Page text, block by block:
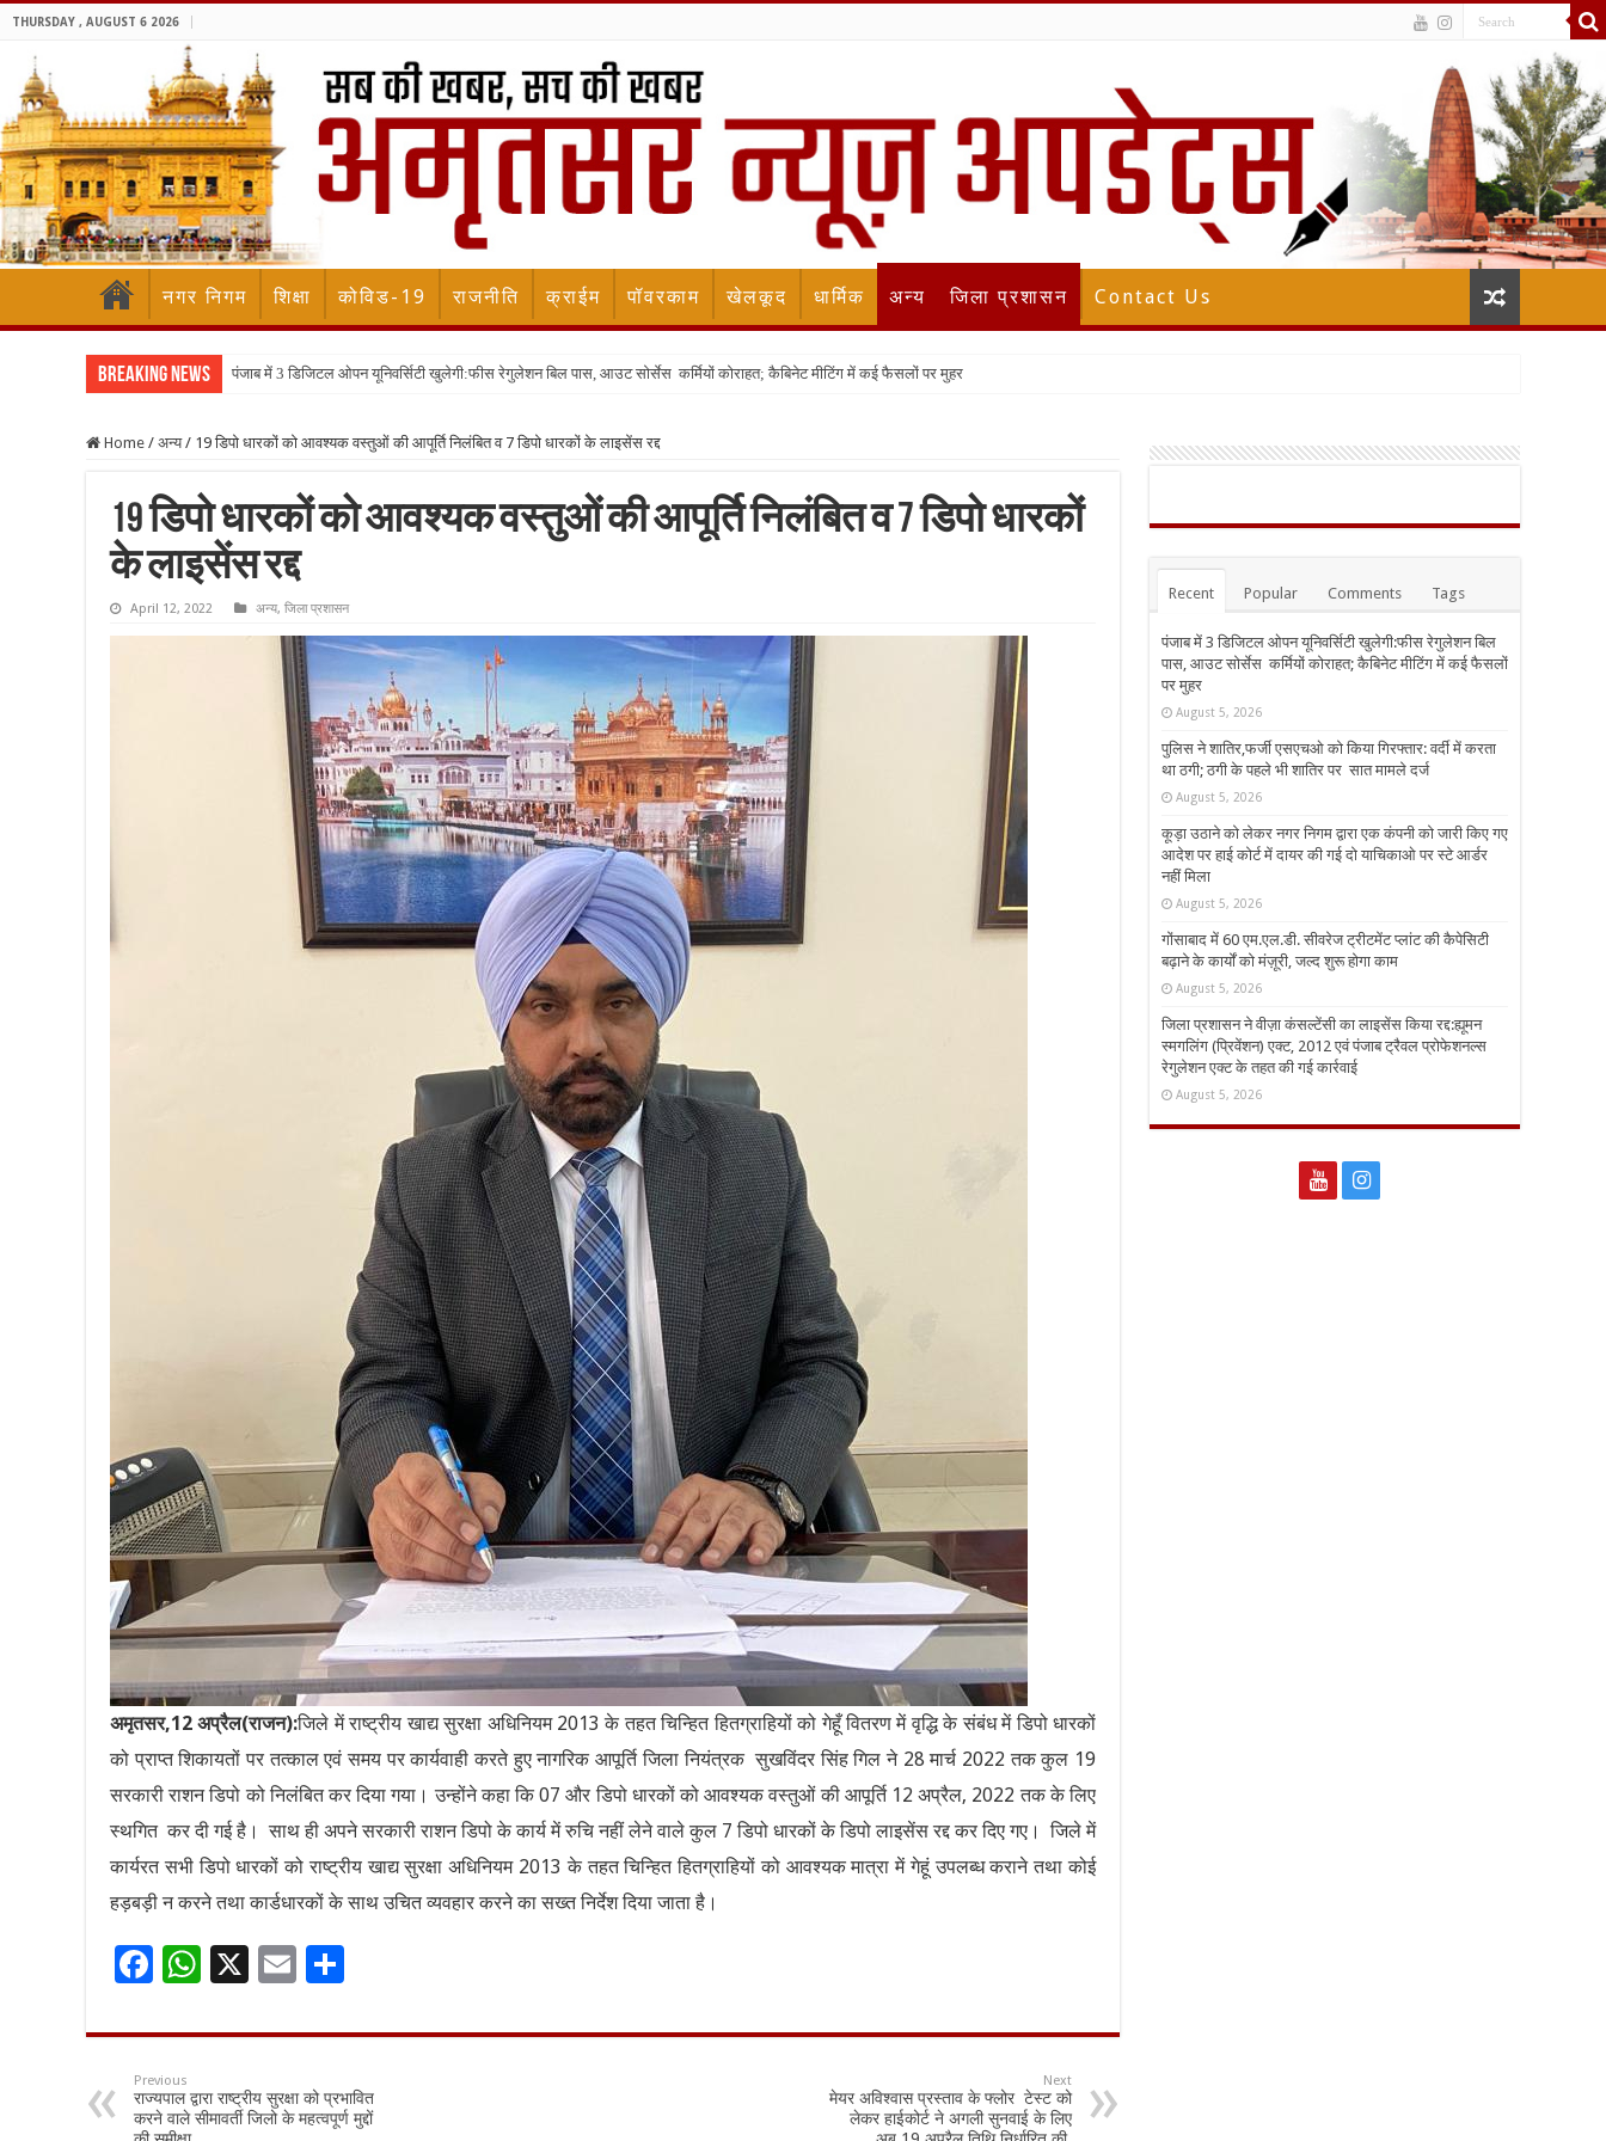
THURSDAY , AUGUST 6 2026
नगर निगम शिक्षा कोविड-19 राजनीति क्राईम पॉवरकाम खेलकूद धार्मिक अन्य जिला प्रशासन Contact Us
Breaking News पंजाब में 3 डिजिटल ओपन यूनिवर्सिटी खुलेगी:फीस रेगुलेशन बिल पास, आउट सोर्सेस कर्मियों कोराहत; कैबिनेट मीटिंग में कई फैसलों पर मुहर
Home / अन्य / 19 डिपो धारकों को आवश्यक वस्तुओं की आपूर्ति निलंबित व 7 डिपो धारकों के लाइसेंस रद्द
19 डिपो धारकों को आवश्यक वस्तुओं की आपूर्ति निलंबित व 7 डिपो धारकों
के लाइसेंस रद्द
April 12, 2022 अन्य, जिला प्रशासन
अमृतसर,12 अप्रैल(राजन):जिले में राष्ट्रीय खाद्य सुरक्षा अधिनियम 2013 के तहत चिन्हित हितग्राहियों को गेहूँ वितरण में वृद्धि के संबंध में डिपो धारकों
को प्राप्त शिकायतों पर तत्काल एवं समय पर कार्यवाही करते हुए नागरिक आपूर्ति जिला नियंत्रक सुखविंदर सिंह गिल ने 28 मार्च 2022 तक कुल 19
सरकारी राशन डिपो को निलंबित कर दिया गया। उन्होंने कहा कि 07 और डिपो धारकों को आवश्यक वस्तुओं की आपूर्ति 12 अप्रैल, 2022 तक के लिए
स्थगित कर दी गई है। साथ ही अपने सरकारी राशन डिपो के कार्य में रुचि नहीं लेने वाले कुल 7 डिपो धारकों के डिपो लाइसेंस रद्द कर दिए गए। जिले में
कार्यरत सभी डिपो धारकों को राष्ट्रीय खाद्य सुरक्षा अधिनियम 2013 के तहत चिन्हित हितग्राहियों को आवश्यक मात्रा में गेहूं उपलब्ध कराने तथा कोई
हड़बड़ी न करने तथा कार्डधारकों के साथ उचित व्यवहार करने का सख्त निर्देश दिया जाता है।
F
e
b
o
W
at
p
X
E
ai ar
e
Previous
राज्यपाल द्वारा राष्ट्रीय सुरक्षा को प्रभावित
करने वाले सीमावर्ती जिलो के महत्वपूर्ण मुद्दों
Next
मेयर अविश्वास प्रस्ताव के फ्लोर टेस्ट को
लेकर हाईकोर्ट ने अगली सुनवाई के लिए
Recent Popular Comments Tags
पंजाब में 3 डिजिटल ओपन यूनिवर्सिटी खुलेगी:फीस रेगुलेशन बिल
पास, आउट सोर्सेस कर्मियों कोराहत; कैबिनेट मीटिंग में कई फैसलों
पर मुहर
August 5, 2026
पुलिस ने शातिर,फर्जी एसएचओ को किया गिरफ्तार: वर्दी में करता
था ठगी; ठगी के पहले भी शातिर पर सात मामले दर्ज
August 5, 2026
कूड़ा उठाने को लेकर नगर निगम द्वारा एक कंपनी को जारी किए गए
आदेश पर हाई कोर्ट में दायर की गई दो याचिकाओ पर स्टे आर्डर
नहीं मिला
August 5, 2026
गोंसाबाद में 60 एम.एल.डी. सीवरेज ट्रीटमेंट प्लांट की कैपेसिटी
बढ़ाने के कार्यों को मंज़ूरी, जल्द शुरू होगा काम
August 5, 2026
जिला प्रशासन ने वीज़ा कंसल्टेंसी का लाइसेंस किया रद्द:ह्यूमन
स्मगलिंग (प्रिवेंशन) एक्ट, 2012 एवं पंजाब ट्रैवल प्रोफेशनल्स
रेगुलेशन एक्ट के तहत की गई कार्रवाई
August 5, 2026